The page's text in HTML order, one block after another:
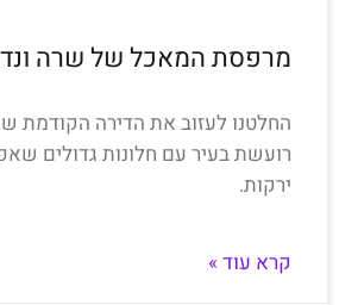
מרפסת המאכל של שרה
החלטנו לעזוב את הדירה הקודמת
רועשת בעיר עם חלונות גדולים
ירקות.
קרא עוד »